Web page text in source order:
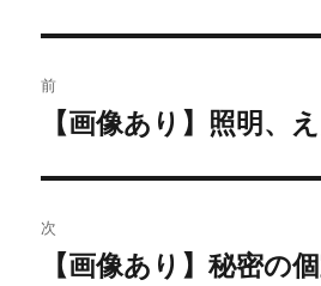
稿
ビ
ゲ
前
の
投
稿:
【画像あり】照明、
次
【画像あり】秘密の